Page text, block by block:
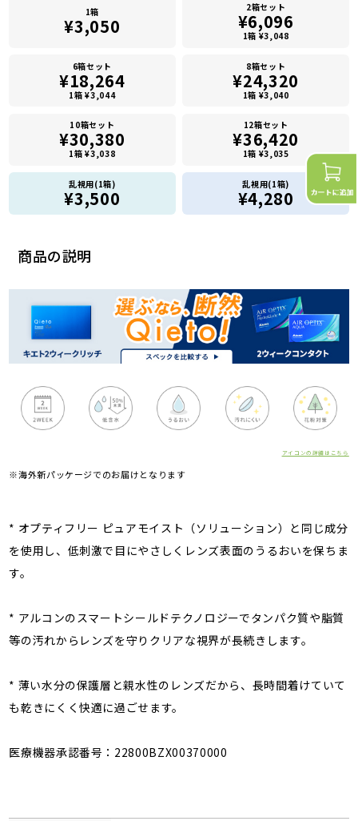
商品の説明
アイコンの詳細はこちら
※海外新パッケージでのお届けとなります
* オプティフリー ピュアモイスト（ソリューション）と同じ成分
を使用し、低刺激で目にやさしくレンズ表面のうるおいを保ちま
す。
* アルコンのスマートシールドテクノロジーでタンパク質や脂質
等の汚れからレンズを守りクリアな視界が長続きします。
* 薄い水分の保護層と親水性のレンズだから、長時間着けていて
も乾きにくく快適に過ごせます。
医療機器承認番号：22800BZX00370000
1箱
¥3,050
2箱セット
¥6,096
1箱 ¥3,048
6箱セット
¥18,264
1箱 ¥3,044
8箱セット
¥24,320
1箱 ¥3,040
10箱セット
¥30,380
1箱 ¥3,038
12箱セット
¥36,420
1箱 ¥3,035
乱視用(1箱)
¥3,500
乱視用(1箱)
¥4,280